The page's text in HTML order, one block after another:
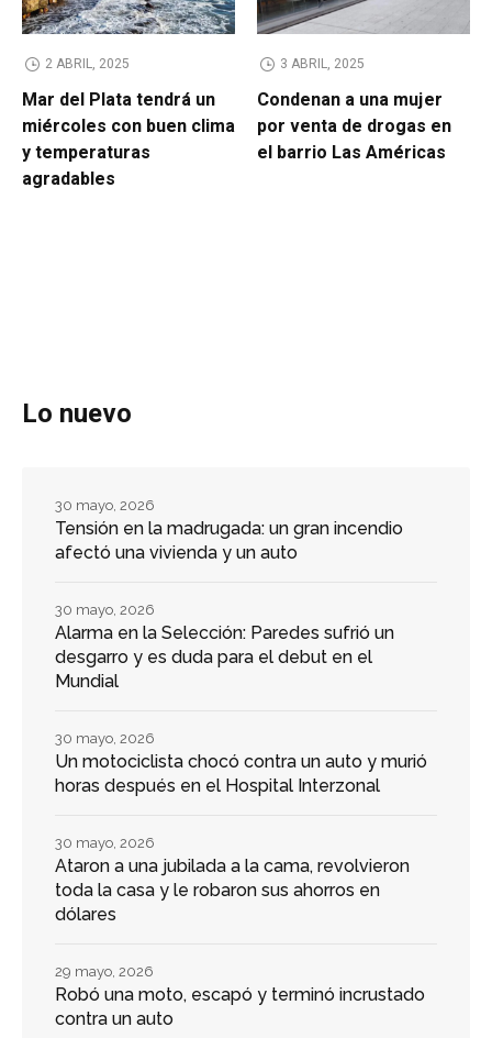
2 ABRIL, 2025
Mar del Plata tendrá un
miércoles con buen clima
y temperaturas
agradables
3 ABRIL, 2025
Condenan a una mujer
por venta de drogas en
el barrio Las Américas
Lo nuevo
Tensión en la madrugada: un gran incendio
afectó una vivienda y un auto
30 mayo, 2026
Alarma en la Selección: Paredes sufrió un
desgarro y es duda para el debut en el
Mundial
30 mayo, 2026
Un motociclista chocó contra un auto y murió
horas después en el Hospital Interzonal
30 mayo, 2026
Ataron a una jubilada a la cama, revolvieron
toda la casa y le robaron sus ahorros en
dólares
30 mayo, 2026
Robó una moto, escapó y terminó incrustado
contra un auto
29 mayo, 2026